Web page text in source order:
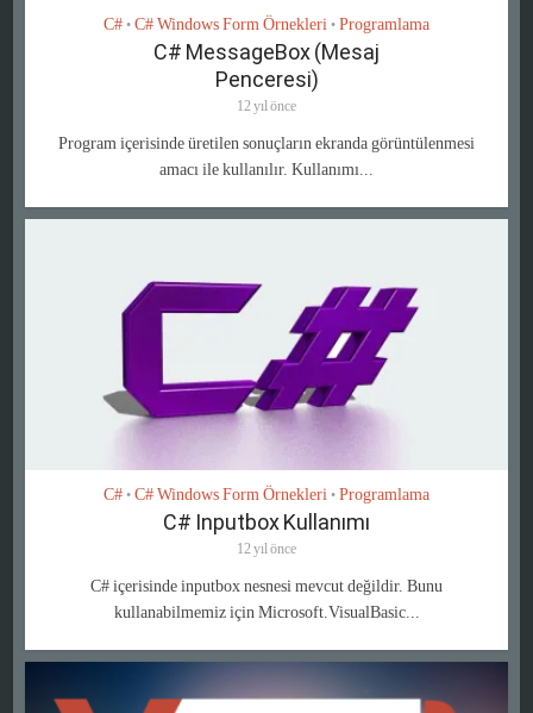
C# • C# Windows Form Örnekleri • Programlama
C# MessageBox (Mesaj
Penceresi)
12 yıl önce
Program içerisinde üretilen sonuçların ekranda görüntülenmesi
amacı ile kullanılır. Kullanımı...
C# • C# Windows Form Örnekleri • Programlama
C# Inputbox Kullanımı
12 yıl önce
C# içerisinde inputbox nesnesi mevcut değildir. Bunu
kullanabilmemiz için Microsoft.VisualBasic...